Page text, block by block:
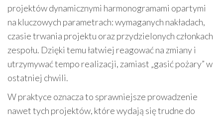
projektów dynamicznymi harmonogramami opartymi
na kluczowych parametrach: wymaganych nakładach,
czasie trwania projektu oraz przydzielonych członkach
zespołu. Dzięki temu łatwiej reagować na zmiany i
utrzymywać tempo realizacji, zamiast „gasić pożary” w
ostatniej chwili.
W praktyce oznacza to sprawniejsze prowadzenie
nawet tych projektów, które wydają się trudne do